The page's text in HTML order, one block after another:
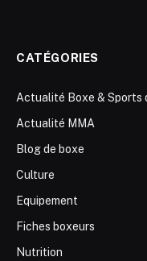
CATÉGORIES
Actualité Boxe & Sports
Actualité MMA
Blog de boxe
Culture
Equipement
Fiches boxeurs
Nutrition